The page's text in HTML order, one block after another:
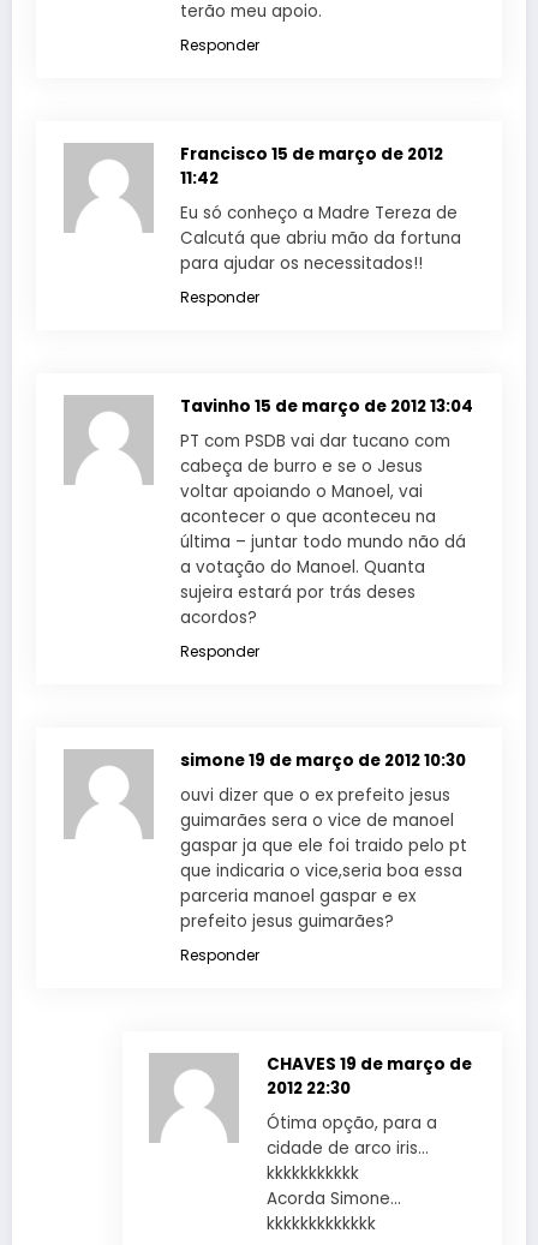
terão meu apoio.
Responder
Francisco 15 de março de 2012
11:42
Eu só conheço a Madre Tereza de
Calcutá que abriu mão da fortuna
para ajudar os necessitados!!
Responder
Tavinho 15 de março de 2012 13:04
PT com PSDB vai dar tucano com
cabeça de burro e se o Jesus
voltar apoiando o Manoel, vai
acontecer o que aconteceu na
última – juntar todo mundo não dá
a votação do Manoel. Quanta
sujeira estará por trás deses
acordos?
Responder
simone19 de março de 2012 10:30
ouvi dizer que o ex prefeito jesus
guimarães sera o vice de manoel
gaspar ja que ele foi traido pelo pt
que indicaria o vice,seria boa essa
parceria manoel gaspar e ex
prefeito jesus guimarães?
Responder
CHAVES 19 de março de
2012 22:30
Ótima opção, para a
cidade de arco iris…
kkkkkkkkkkk
Acorda Simone…
kkkkkkkkkkkkk